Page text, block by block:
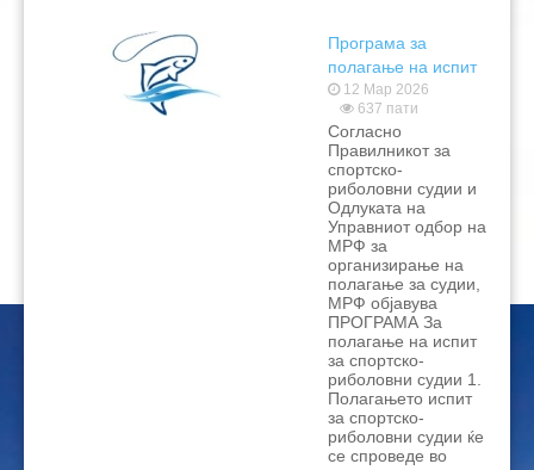
Програма за
полагање на испит
за спортско-
риболовни судии
12 Мар 2026
637 пати
Согласно
Правилникот за
спортско-
риболовни судии и
Одлуката на
Управниот одбор на
МРФ за
организирање на
полагање за судии,
МРФ објавува
ПРОГРАМА За
полагање на испит
за спортско-
риболовни судии 1.
Полагањето испит
за спортско-
риболовни судии ќе
се спроведе во